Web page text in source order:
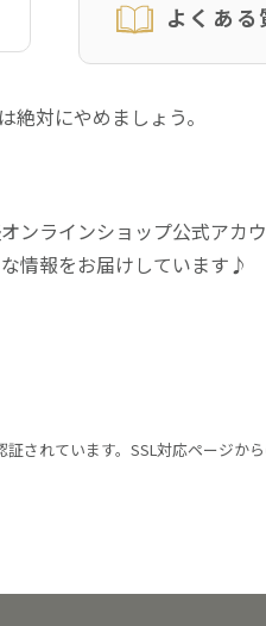
よくある
対にやめましょう。
ンラインショップ公式アカ
情報をお届けしています♪
されています。SSL対応ページか